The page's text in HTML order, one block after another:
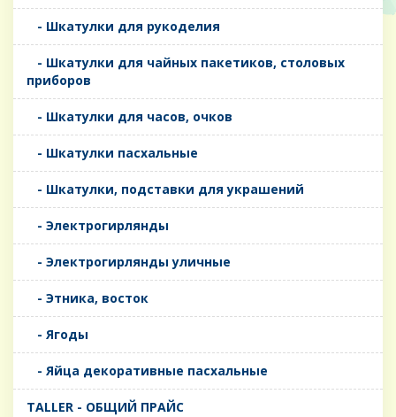
- Шкатулки для рукоделия
- Шкатулки для чайных пакетиков, столовых
приборов
- Шкатулки для часов, очков
- Шкатулки пасхальные
- Шкатулки, подставки для украшений
- Электрогирлянды
- Электрогирлянды уличные
- Этника, восток
- Ягоды
- Яйца декоративные пасхальные
TALLER - ОБЩИЙ ПРАЙС